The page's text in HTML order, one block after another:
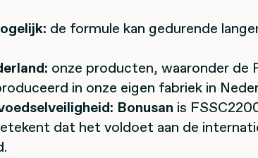
de formule kan gedurende
onze producten, waaronder de
in onze eigen fabriek in
Bonusan is
dat het voldoet aan de